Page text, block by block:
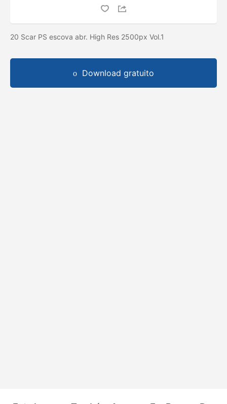
20 Scar PS escova abr. High Res 2500px Vol.1
Download gratuito